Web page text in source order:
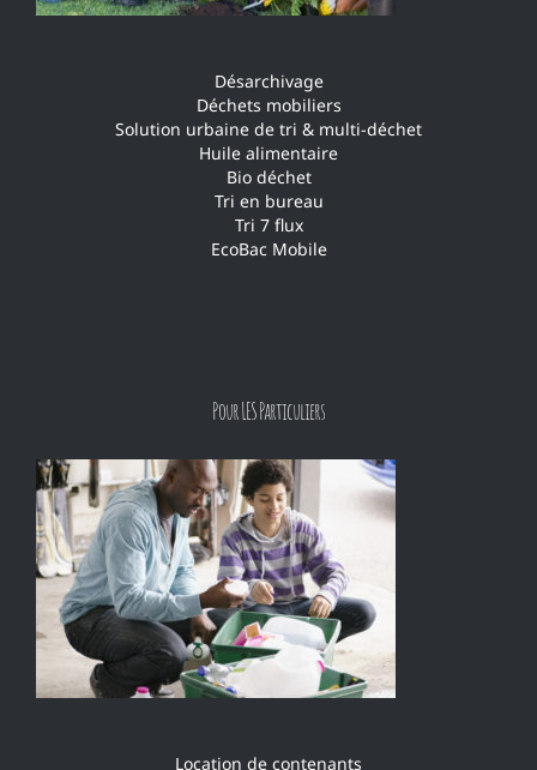
Désarchivage
Déchets mobiliers
Solution urbaine de tri & multi-déchet
Huile alimentaire
Bio déchet
Tri en bureau
Tri 7 flux
EcoBac Mobile
Pour LES Particuliers
Location de contenants